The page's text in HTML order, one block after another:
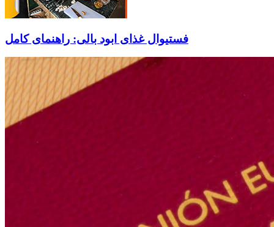
فستیوال غذای ابود بالی: راهنمای کامل